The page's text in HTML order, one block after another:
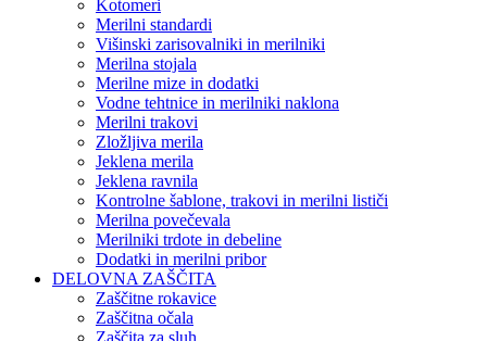
Kotomeri
Merilni standardi
Višinski zarisovalniki in merilniki
Merilna stojala
Merilne mize in dodatki
Vodne tehtnice in merilniki naklona
Merilni trakovi
Zložljiva merila
Jeklena merila
Jeklena ravnila
Kontrolne šablone, trakovi in merilni lističi
Merilna povečevala
Merilniki trdote in debeline
Dodatki in merilni pribor
DELOVNA ZAŠČITA
Zaščitne rokavice
Zaščitna očala